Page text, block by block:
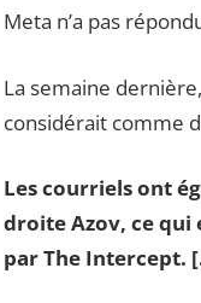
Meta n’a pas
La semaine
considérait comme
Les courriels ont
droite Azov, ce
par The Intercept.